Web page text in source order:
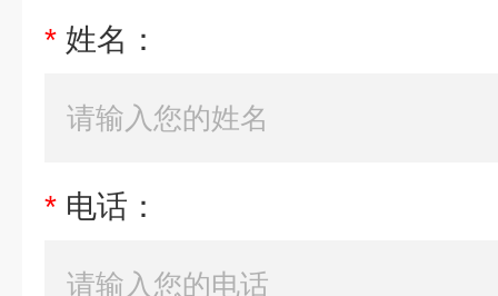
* 姓名：
* 电话：